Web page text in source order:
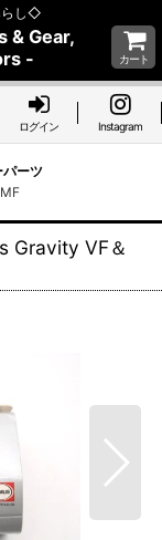
らし◇
& Gear,
-
カート
ログイン Instagram
ーツ
Gravity VF＆